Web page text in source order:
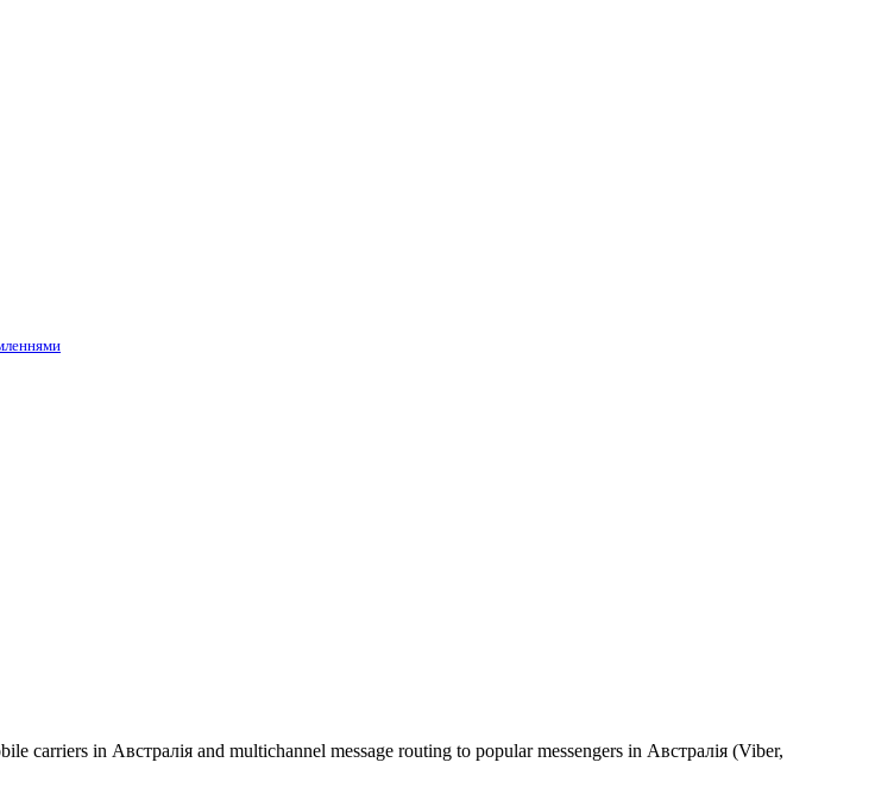
carriers in Австралія and multichannel message routing to popular messengers in Австралія (Viber,